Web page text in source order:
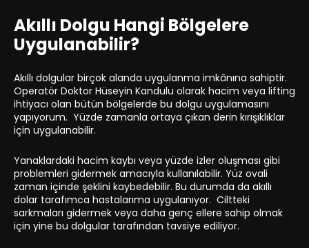
Akıllı Dolgu Hangi Bölgelere
Uygulanabilir?
Akıllı dolgular birçok alanda uygulanma imkânına sahiptir.
Operatör Doktor Hüseyin Kandulu olarak hacim veya lifting
ihtiyacı olan bütün bölgelerde bu dolgu uygulamasını
yapıyorum. Yüzde zamanla ortaya çıkan derin kırışıklıklar
için uygulanabilir.
Yanaklardaki hacim kaybı veya yüzde izler oluşması gibi
problemleri gidermek amacıyla kullanılabilir. Yüz ovali
zaman içinde şeklini kaybedebilir. Bu durumda da akıllı
dolar tarafımca hastalarıma uygulanıyor. Ciltteki
sarkmaları gidermek veya daha genç ellere sahip olmak
için yine bu dolgular tarafından tavsiye ediliyor.